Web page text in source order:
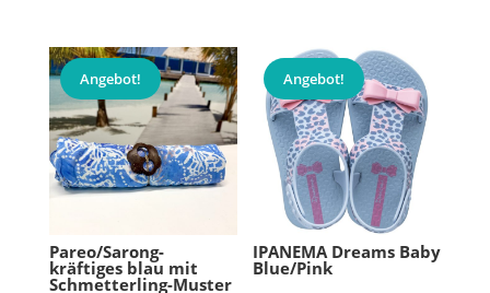
29,99 €19,99 €.
Angebot!
Pareo/Sarong-
kräftiges blau mit
Schmetterling-Muster
Angebot!
IPANEMA Dreams Baby
Blue/Pink